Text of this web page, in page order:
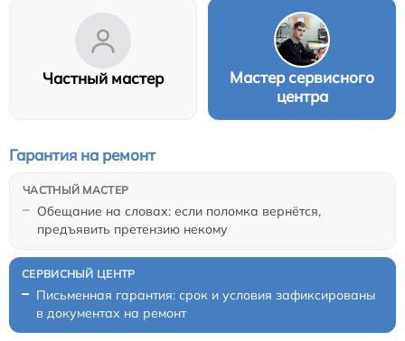
Частный мастер
Мастер сервисного
центра
Обещание на словах: если поломка вернётся,
предъявить претензию некому
Гарантия на ремонт
Письменная гарантия: срок и условия зафиксированы
в документах на ремонт